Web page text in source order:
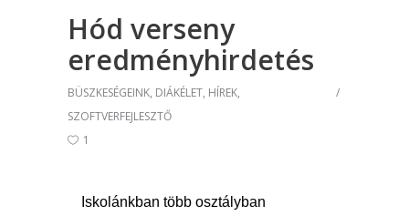
Hód verseny
eredményhirdetés
BÜSZKESÉGEINK, DIÁKÉLET, HÍREK,
SZOFTVERFEJLESZTŐ
1
Iskolánkban több osztályban